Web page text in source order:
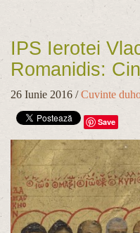
IPS Ierotei
Romanidis:
26 Iunie 2016 /Cuvinte
Save